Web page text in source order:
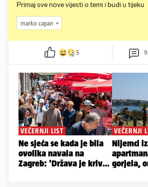
Primaj sve nove vijesti o temi i budi u tijeku
marko capan
5 9